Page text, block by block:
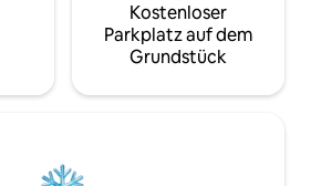
Kostenloser
Parkplatz auf dem
Grundstück